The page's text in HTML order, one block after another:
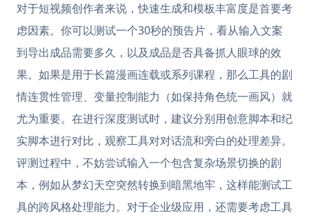
对于短视频创作者来说，快速生成和模板丰富度是首要考
虑因素。你可以测试一个30秒的预告片，看从输入文案
到导出成品需要多久，以及成品是否具备抓人眼球的效
果。如果是用于长篇漫画连载或系列课程，那么工具的剧
情连贯性管理、变量控制能力（如保持角色统一画风）就
尤为重要。在进行深度测试时，建议分别用创意脚本和纪
实脚本进行对比，观察工具对对话流和旁白的处理差异。
评测过程中，不妨尝试输入一个包含复杂场景切换的剧
本，例如从梦幻天空突然转换到暗黑地牢，这样能测试工
具的跨风格处理能力。对于企业级应用，还需要考虑工具